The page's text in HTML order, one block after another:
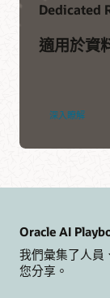
Dedicated
適用於資
深入瞭解
Region
Oracle AI
我們彙集了人員
您分享。